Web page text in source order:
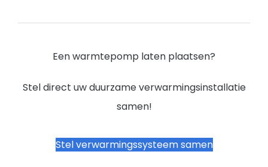
Een warmtepomp laten plaatsen?
Stel direct uw duurzame verwarmingsinstallatie
samen!
Stel verwarmingssysteem samen